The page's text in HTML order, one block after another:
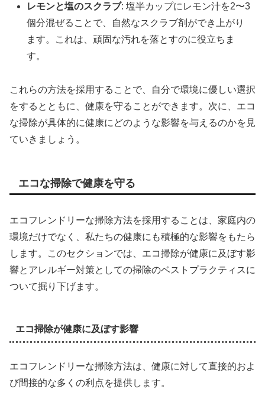
レモンと塩のスクラブ: 塩半カップにレモン汁を2〜3
個分混ぜることで、自然なスクラブ剤ができ上がり
ます。これは、頑固な汚れを落とすのに役立ちま
す。
これらの方法を採用することで、自分で環境に優しい選択
をするとともに、健康を守ることができます。次に、エコ
な掃除が具体的に健康にどのような影響を与えるのかを見
ていきましょう。
エコな掃除で健康を守る
エコフレンドリーな掃除方法を採用することは、家庭内の
環境だけでなく、私たちの健康にも積極的な影響をもたら
します。このセクションでは、エコ掃除が健康に及ぼす影
響とアレルギー対策としての掃除のベストプラクティスに
ついて掘り下げます。
エコ掃除が健康に及ぼす影響
エコフレンドリーな掃除方法は、健康に対して直接的およ
び間接的な多くの利点を提供します。